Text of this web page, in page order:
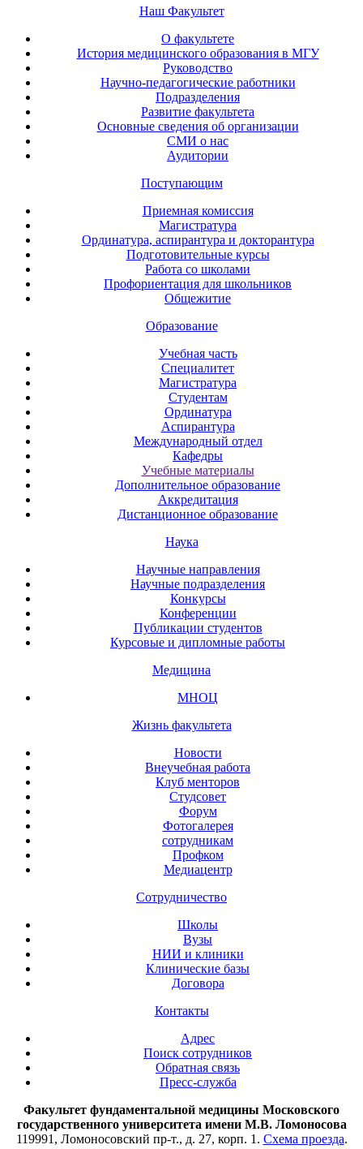
Наш Факультет
О факультете
История медицинского образования в МГУ
Руководство
Научно-педагогические работники
Подразделения
Развитие факультета
Основные сведения об организации
СМИ о нас
Аудитории
Поступающим
Приемная комиссия
Магистратура
Ординатура, аспирантура и докторантура
Подготовительные курсы
Работа со школами
Профориентация для школьников
Общежитие
Образование
Учебная часть
Специалитет
Магистратура
Студентам
Ординатура
Аспирантура
Международный отдел
Кафедры
Учебные материалы
Дополнительное образование
Аккредитация
Дистанционное образование
Наука
Научные направления
Научные подразделения
Конкурсы
Конференции
Публикации студентов
Курсовые и дипломные работы
Медицина
МНОЦ
Жизнь факультета
Новости
Внеучебная работа
Клуб менторов
Студсовет
Форум
Фотогалерея
сотрудникам
Профком
Медиацентр
Сотрудничество
Школы
Вузы
НИИ и клиники
Клинические базы
Договора
Контакты
Адрес
Поиск сотрудников
Обратная связь
Пресс-служба
Факультет фундаментальной медицины Московского
государственного университета имени М.В. Ломоносова
119991, Ломоносовский пр-т., д. 27, корп. 1. Схема проезда.